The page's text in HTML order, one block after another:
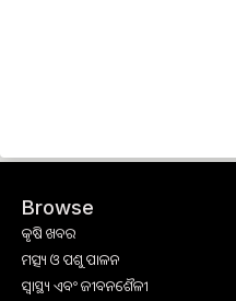
Browse
କୃଷି ଖବର
ମତ୍ସ୍ୟ ଓ ପଶୁ ପାଳନ
ସ୍ୱାସ୍ଥ୍ୟ ଏବଂ ଜୀବନଶୈଳୀ